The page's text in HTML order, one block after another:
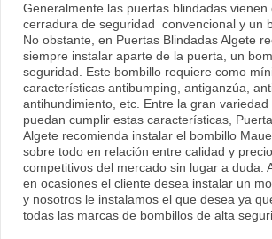
Generalmente las puertas blindadas vienen
cerradura de seguridad convencional y un
No obstante, en Puertas Blindadas Algete
siempre instalar aparte de la puerta, un
seguridad. Este bombillo requiere como
características antibumping, antiganzúa,
antihundimiento, etc. Entre la gran
puedan cumplir estas características,
Algete recomienda instalar el bombillo
sobre todo en relación entre calidad y
competitivos del mercado sin lugar a duda.
en ocasiones el cliente desea instalar un
y nosotros le instalamos el que desea ya
todas las marcas de bombillos de alta